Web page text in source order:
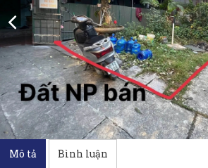
Mô tả Bình luận